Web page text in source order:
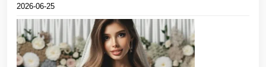
2026-06-25